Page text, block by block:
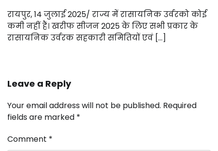
रायपुर, 14 जुलाई 2025/ राज्य में रासायनिक उर्वरको कोई
कमी नहीं हैं। खरीफ सीजन 2025 के लिए सभी प्रकार के
रासायनिक उर्वरक सहकारी समितियों एवं […]
Leave a Reply
Your email address will not be published. Required
fields are marked *
Comment *